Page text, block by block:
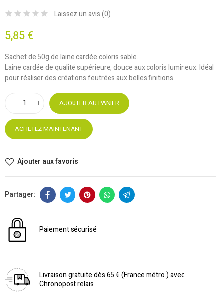
Laissez un avis (0)
5,85 €
Sachet de 50g de laine cardée coloris sable.
Laine cardée de qualité supérieure, douce aux coloris lumineux. Idéal
pour réaliser des créations feutrées aux belles finitions.
AJOUTER AU PANIER
ACHETEZ MAINTENANT
Ajouter aux favoris
Paiement sécurisé
Livraison gratuite dès 65 € (France métro.) avec
Chronopost relais